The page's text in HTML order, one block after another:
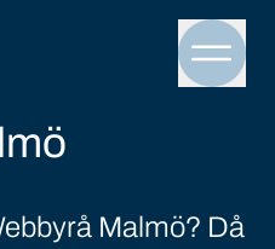
Malmö? Då